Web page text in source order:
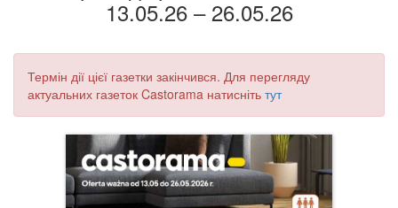
13.05.26 – 26.05.26
Термін дії цієї газетки закінчився. Для перегляду
актуальних газеток Castorama натисніть тут